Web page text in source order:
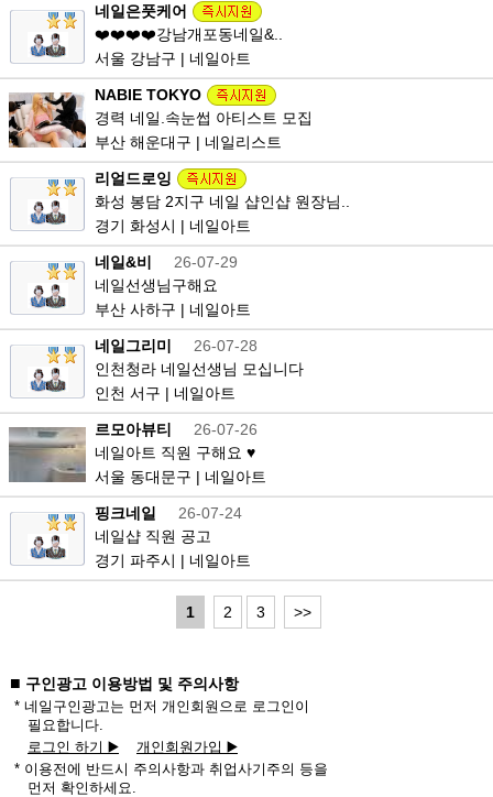
네일은풋케어
❤️❤️❤️❤️강남개포동네일&..
서울 강남구 | 네일아트
NABIE TOKYO
경력 네일.속눈썹 아티스트 모집
부산 해운대구 | 네일리스트
리얼드로잉
화성 봉담 2지구 네일 샵인샵 원장님..
경기 화성시 | 네일아트
네일&비
26-07-29
네일선생님구해요
부산 사하구 | 네일아트
네일그리미
26-07-28
인천청라 네일선생님 모십니다
인천 서구 | 네일아트
르모아뷰티
26-07-26
네일아트 직원 구해요 ♥
서울 동대문구 | 네일아트
핑크네일
26-07-24
네일샵 직원 공고
경기 파주시 | 네일아트
1 2 3 >>
■ 구인광고 이용방법 및 주의사항
* 네일구인광고는 먼저 개인회원으로 로그인이
필요합니다.
로그인 하기 ▶️
개인회원가입 ▶️
* 이용전에 반드시 주의사항과 취업사기주의 등을
먼저 확인하세요.